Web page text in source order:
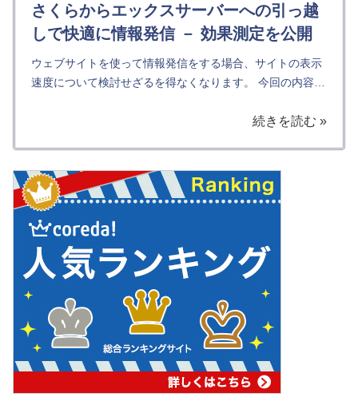
さくらからエックスサーバーへの引っ越
しで快適に情報発信 － 効果測定を公開
ウェブサイトを使って情報発信をする場合、サイトの表示
速度について検討せざるを得なくなります。 今回の内容は
レンタルサーバー業者のコマーシャルをするわけではあり
続きを読む »